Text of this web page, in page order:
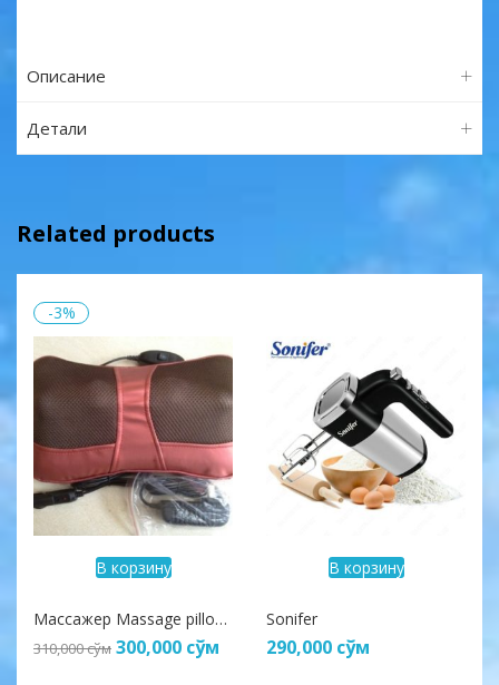
Описание
Детали
Related products
-3%
В корзину
Массажер Massage pillow chm-8018
310,000сўм 300,000 сўм
В корзину
Sonifer
290,000 сўм